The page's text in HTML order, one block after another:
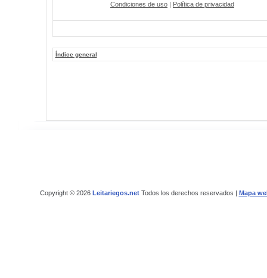
Condiciones de uso | Política de privacidad
Índice general
Copyright © 2026 Leitariegos.netTodos los derechos reservados | Mapa